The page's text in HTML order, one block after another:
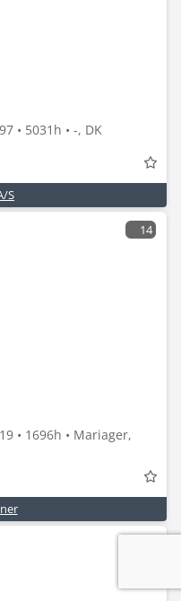
• 5031h • -, DK
S
14
• 1696h • Mariager,